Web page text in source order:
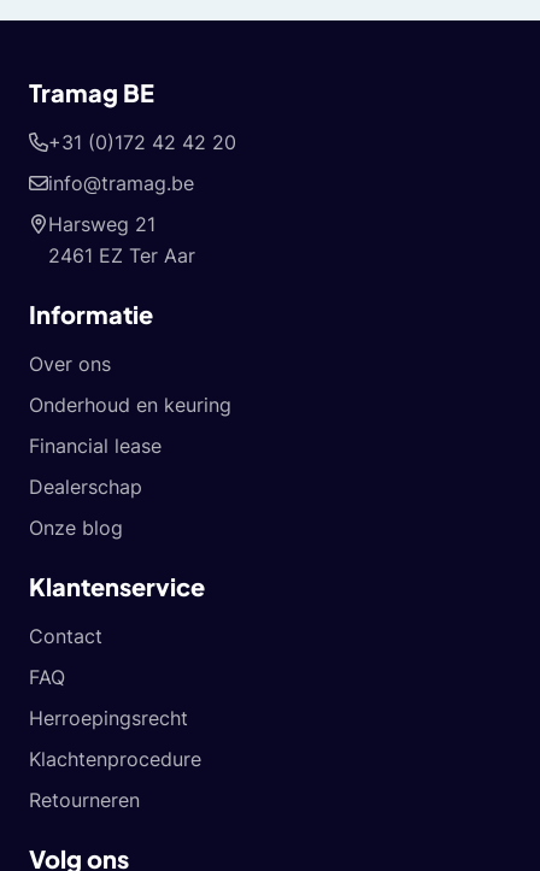
Tramag BE
+31 (0)172 42 42 20
info@tramag.be
Harsweg 21
2461 EZ Ter Aar
Informatie
Over ons
Onderhoud en keuring
Financial lease
Dealerschap
Onze blog
Klantenservice
Contact
FAQ
Herroepingsrecht
Klachtenprocedure
Retourneren
Volg ons